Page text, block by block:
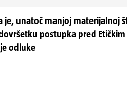
je, unatoč manjoj materijalnoj
postupka pred
odluke